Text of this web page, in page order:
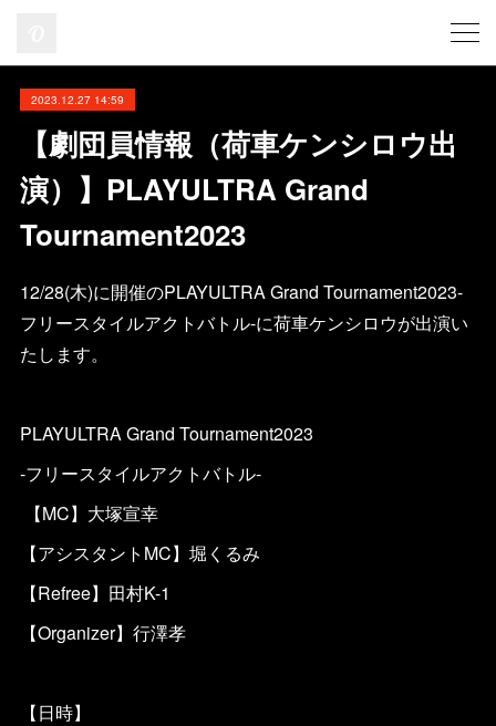
2023.12.27 14:59
【劇団員情報（荷車ケンシロウ出
演）】PLAYULTRA Grand
Tournament2023
12/28(木)に開催のPLAYULTRA Grand Tournament2023-
フリースタイルアクトバトル-に荷車ケンシロウが出演い
たします。
PLAYULTRA Grand Tournament2023
-フリースタイルアクトバトル-
【MC】大塚宣幸
【アシスタントMC】堀くるみ
【Refree】田村K-1
【Organizer】行澤孝
【日時】